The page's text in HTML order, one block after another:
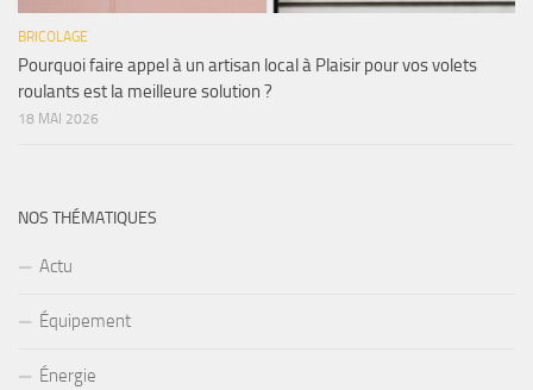
BRICOLAGE
Pourquoi faire appel à un artisan local à Plaisir pour vos volets
roulants est la meilleure solution ?
18 MAI 2026
NOS THÉMATIQUES
Actu
Équipement
Énergie